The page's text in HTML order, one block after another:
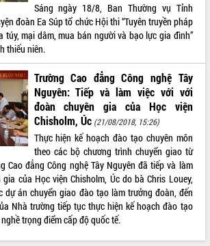
Sáng ngày 18/8, Ban Thường vụ Tỉnh
đoàn Ea Súp tổ chức Hội thi “Tuyên truyền pháp
túy, mại dâm, mua bán người và bạo lực gia đình”
thiếu niên.
Trường Cao đẳng Công nghệ Tây
Nguyên: Tiếp và làm việc với với
đoàn chuyên gia của Học viện
Chisholm, Úc (21/08/2018, 15:26)
Thực hiện kế hoạch đào tạo chuyên môn
theo các bộ chương trình chuyển giao từ
Cao đẳng Công nghệ Tây Nguyên đã tiếp và làm
của Học viện Chisholm, Úc do bà Chris Louey,
dự án chuyển giao đào tạo làm trưởng đoàn, đến
Nhà trường tiếp tục thực hiện kế hoạch đào tạo
trọng điểm cấp độ quốc tế.